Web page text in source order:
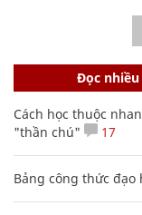
Đọc nhiều
Cách học thuộc
"thần chú"
17
Bảng công thức